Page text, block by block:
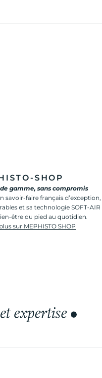
SHOP
gamme, sans compromis
savoir-faire français d’exception,
et sa technologie SOFT-AIR
être du pied au quotidien.
sur MEPHISTO SHOP
expertise •